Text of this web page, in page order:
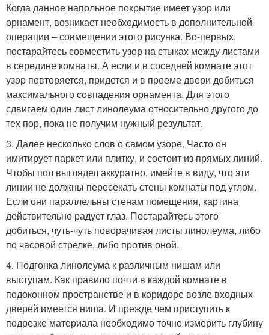
Когда данное напольное покрытие имеет узор или
орнамент, возникает необходимость в дополнительной
операции – совмещении этого рисунка. Во-первых,
постарайтесь совместить узор на стыках между листами
в середине комнаты. А если и в соседней комнате этот
узор повторяется, придется и в проеме двери добиться
максимального совпадения орнамента. Для этого
сдвигаем один лист линолеума относительно другого до
тех пор, пока не получим нужный результат.
3. Далее несколько слов о самом узоре. Часто он
имитирует паркет или плитку, и состоит из прямых линий.
Чтобы пол выглядел аккуратно, имейте в виду, что эти
линии не должны пересекать стены комнаты под углом.
Если они параллельны стенам помещения, картина
действительно радует глаз. Постарайтесь этого
добиться, чуть-чуть поворачивая листы линолеума, либо
по часовой стрелке, либо против оной.
4. Подгонка линолеума к различным нишам или
выступам. Как правило почти в каждой комнате в
подоконном пространстве и в коридоре возле входных
дверей имеется ниша. И прежде чем приступить к
подрезке материала необходимо точно измерить глубину